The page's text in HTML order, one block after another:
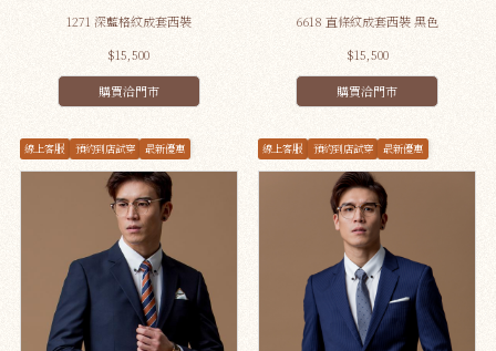
1271 深藍格紋成套西裝
$15,500
購買洽門市
6618 直條紋成套西裝 黑色
$15,500
購買洽門市
線上客服 預約到店試穿 最新優惠 線上客服 預約到店試穿 最新優惠